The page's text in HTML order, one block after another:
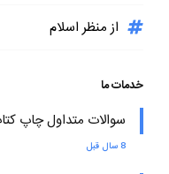
از منظر اسلام
خدمات ما
سوالات متداول چاپ
8 سال قبل